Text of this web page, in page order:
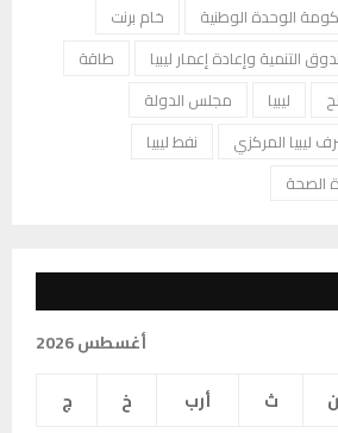
الوحدة الوطنية
خام برنت
التنمية وإعادة إعمار ليبيا
طاقة
ليبيا
مجلس الدولة
ليبيا المركزي
نفط ليبيا
الصحة
أغسطس 2026
ن ث أرب خ
ج